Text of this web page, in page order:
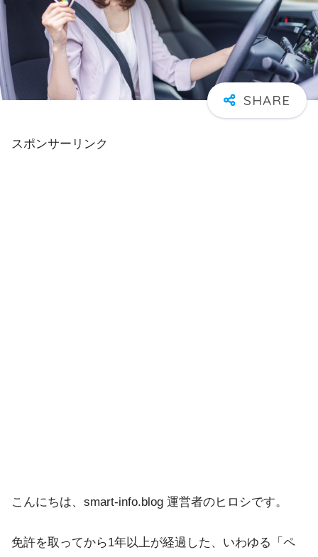
スポンサーリンク
こんにちは、smart-info.blog 運営者のヒロシです。
免許を取ってから1年以上が経過した、いわゆる「ペ